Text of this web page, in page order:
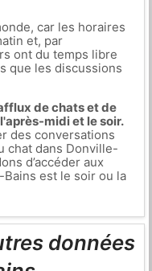
car les horaires
et, par
ont du temps libre
que les discussions
de chats et de
midi et le soir.
des conversations
chat dans Donville-
d’accéder aux
est le soir ou la
données